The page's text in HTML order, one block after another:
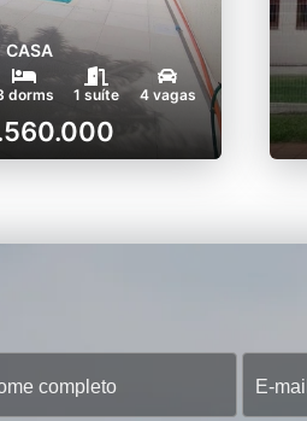
CASA
dorms 1 suíte 4 vagas